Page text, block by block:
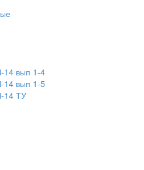
14 вып 1-4
14 вып 1-5
14 ТУ